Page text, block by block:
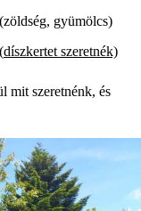
(zöldség, gyümölcs)
(díszkertet szeretnék)
mit szeretnénk, és